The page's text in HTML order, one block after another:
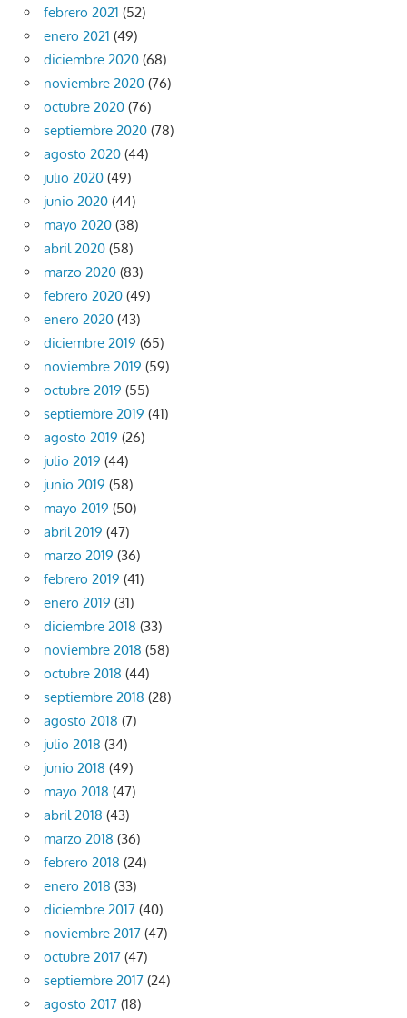
febrero 2021 (52)
enero 2021 (49)
diciembre 2020 (68)
noviembre 2020 (76)
octubre 2020 (76)
septiembre 2020 (78)
agosto 2020 (44)
julio 2020 (49)
junio 2020 (44)
mayo 2020 (38)
abril 2020 (58)
marzo 2020 (83)
febrero 2020 (49)
enero 2020 (43)
diciembre 2019 (65)
noviembre 2019 (59)
octubre 2019 (55)
septiembre 2019 (41)
agosto 2019 (26)
julio 2019 (44)
junio 2019 (58)
mayo 2019 (50)
abril 2019 (47)
marzo 2019 (36)
febrero 2019 (41)
enero 2019 (31)
diciembre 2018 (33)
noviembre 2018 (58)
octubre 2018 (44)
septiembre 2018 (28)
agosto 2018 (7)
julio 2018 (34)
junio 2018 (49)
mayo 2018 (47)
abril 2018 (43)
marzo 2018 (36)
febrero 2018 (24)
enero 2018 (33)
diciembre 2017 (40)
noviembre 2017 (47)
octubre 2017 (47)
septiembre 2017 (24)
agosto 2017 (18)